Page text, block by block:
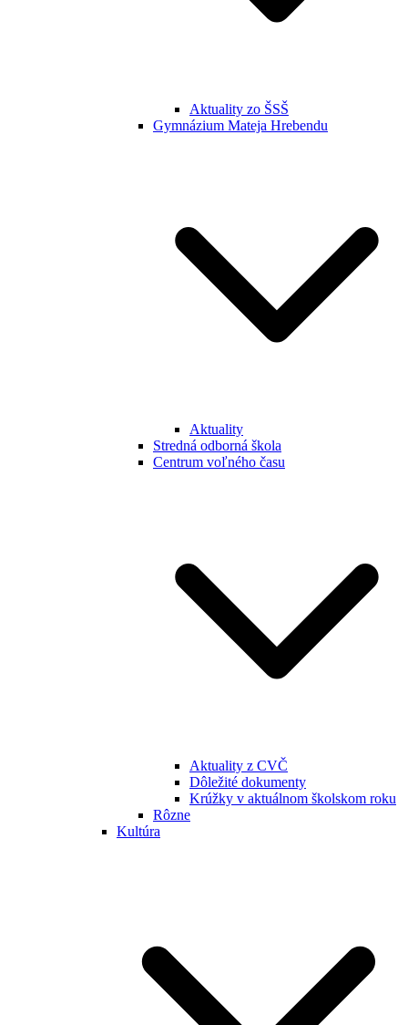
Aktuality zo ŠSŠ
Gymnázium Mateja Hrebendu
Aktuality
Stredná odborná škola
Centrum voľného času
Aktuality z CVČ
Dôležité dokumenty
Krúžky v aktuálnom školskom roku
Rôzne
Kultúra